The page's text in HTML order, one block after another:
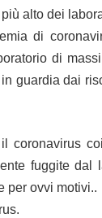
alto dei
di
di
guardia dai
coronavirus
fuggite dal
per ovvi motivi..